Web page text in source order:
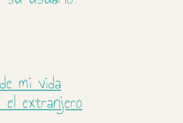
mi vida
el extranjero